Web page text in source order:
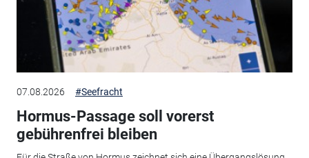
07.08.2026 #Seefracht
Hormus-Passage soll vorerst
gebührenfrei bleiben